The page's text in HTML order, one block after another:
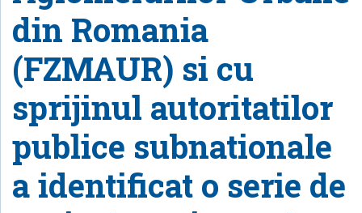
din Romania
(FZMAUR) si cu
sprijinul autoritatilor
publice subnationale
a identificat o serie de